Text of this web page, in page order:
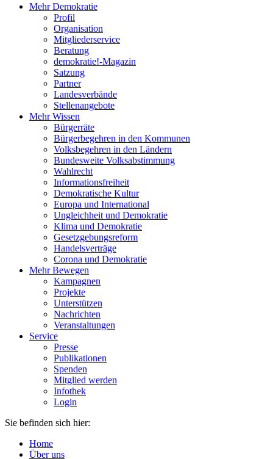
Mehr Demokratie
Profil
Organisation
Mitgliederservice
Beratung
demokratie!-Magazin
Satzung
Partner
Landesverbände
Stellenangebote
Mehr Wissen
Bürgerräte
Bürgerbegehren in den Kommunen
Volksbegehren in den Ländern
Bundesweite Volksabstimmung
Wahlrecht
Informationsfreiheit
Demokratische Kultur
Europa und International
Ungleichheit und Demokratie
Klima und Demokratie
Gesetzgebungsreform
Handelsverträge
Corona und Demokratie
Mehr Bewegen
Kampagnen
Projekte
Unterstützen
Nachrichten
Veranstaltungen
Service
Presse
Publikationen
Spenden
Mitglied werden
Infothek
Login
Sie befinden sich hier:
Home
Über uns